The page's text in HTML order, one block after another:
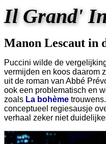
Il Grand'
Manon Lescaut in
Puccini wilde de
vermijden en koos daarom
uit de roman van Abbé
ook een problematisch en
zoals La bohème
conceptueel regiesausje
verhaal zeker niet